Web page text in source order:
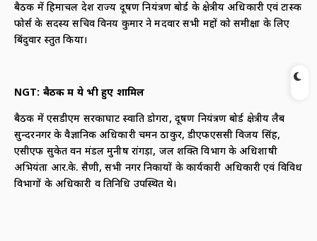
बैठक में हिमाचल प्रदेश राज्य प्रदूषण नियंत्रण बोर्ड के क्षेत्रीय अधिकारी एवं टास्क
फोर्स के सदस्य सचिव विनय कुमार ने मदवार सभी मद्दों को समीक्षा के लिए
बिंदुवार प्रस्तुत किया।
NGT: बैठक में ये भी हुए शामिल
बैठक में एसडीएम सरकाघाट स्वाति डोगरा, प्रदूषण नियंत्रण बोर्ड क्षेत्रीय लैब
सुन्दरनगर के वैज्ञानिक अधिकारी चमन ठाकुर, डीएफएससी विजय सिंह,
एसीएफ सुकेत वन मंडल मुनीष रांगड़ा, जल शक्ति विभाग के अधिशाषी
अभियंता आर.के. सैणी, सभी नगर निकायों के कार्यकारी अधिकारी एवं विविध
विभागों के अधिकारी व प्रतिनिधि उपस्थित थे।